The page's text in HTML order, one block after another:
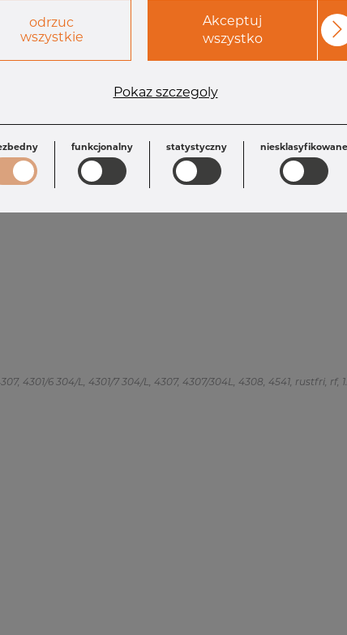
Inch: 1" x 3/4"
T1: 2.87 mm OD: 33.40 mm
4301/6 304/L, 4301/7 304/L, 4307, 4307/304L, 4308, 4541, rustfri, rf,
odrzuc
wszystkie
Akceptuj
wszystko
Pokaz szczegoly
funkcjonalny statystyczny niesklasyfikowane